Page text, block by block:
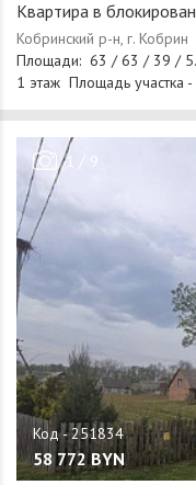
Квартира в
1 / 9
58 772 BYN